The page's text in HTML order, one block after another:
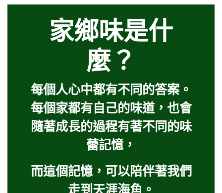
家鄉味是什
麼？​
每個人心中都有不同的答案。
每個家都有自己的味道，也會
隨著成長的過程有著不同的味
蕾記憶，
而這個記憶，可以陪伴著我們
走到天涯海角。